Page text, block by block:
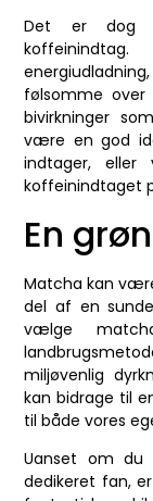
Det er dog
følsomme
bivirkninger
være en god
indtager,
koffeinindtaget
En
Matcha kan
del af en
vælge
miljøvenlig
kan bidrage til
til både vores
Uanset om
dedikeret fan,